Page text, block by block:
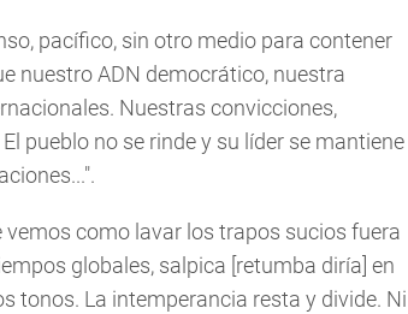
pacífico, sin otro medio para contener
nuestro ADN democrático, nuestra
Nuestras convicciones,
pueblo no se rinde y su líder se mantiene
como lavar los trapos sucios fuera
globales, salpica [retumba diría] en
tonos. La intemperancia resta y divide. Ni